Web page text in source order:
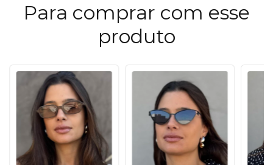
Para comprar com esse
produto